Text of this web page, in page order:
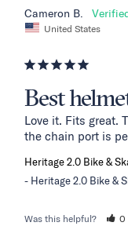
Cameron B.
United States
Best
Love it. Fits great.
the chain port is
Heritage 2.0 Bike &
Heritage 2.0 Bike &
Was this helpful? 0